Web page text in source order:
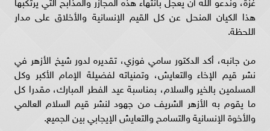
هذا الكيان المنحل عن كل القيم الإنسانية والأخلاق على مدار
اللحظة.
من جانبه، أكد الدكتور سامي فوزي، تقديره لدور شيخ الأزهر في
نشر قيم الإخاء والتعايش، وتمنياته لفضيلة الإمام الأكبر وكل
المسلمين بالخير والسلام، بمناسبة عيد الفطر المبارك، مقدرا كل
ما يقوم به الأزهر الشريف من جهود لنشر قيم السلام العالمي
والأخوة الإنسانية والتسامح والتعايش الإيجابي بين الجميع.